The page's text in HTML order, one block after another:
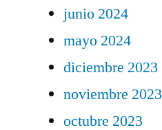
junio 2024
mayo 2024
diciembre 2023
noviembre 2023
octubre 2023